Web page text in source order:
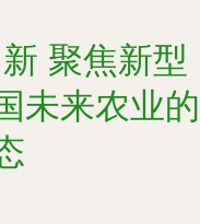
聚焦新型
未来农业的